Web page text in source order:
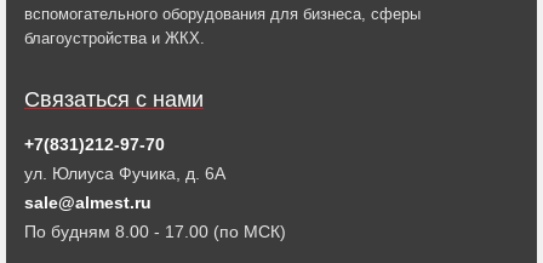
вспомогательного оборудования для бизнеса, сферы
благоустройства и ЖКХ.
Связаться с нами
+7(831)212-97-70
ул. Юлиуса Фучика, д. 6А
sale@almest.ru
По будням 8.00 - 17.00 (по МСК)